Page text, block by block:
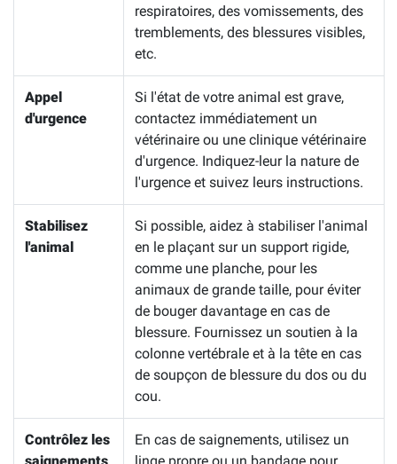
respiratoires, des vomissements, des
tremblements, des blessures visibles,
etc.
Appel
d'urgence
Si l'état de votre animal est grave,
contactez immédiatement un
vétérinaire ou une clinique vétérinaire
d'urgence. Indiquez-leur la nature de
l'urgence et suivez leurs instructions.
Stabilisez
l'animal
Si possible, aidez à stabiliser l'animal
en le plaçant sur un support rigide,
comme une planche, pour les
animaux de grande taille, pour éviter
de bouger davantage en cas de
blessure. Fournissez un soutien à la
colonne vertébrale et à la tête en cas
de soupçon de blessure du dos ou du
cou.
Contrôlez les
En cas de saignements, utilisez un